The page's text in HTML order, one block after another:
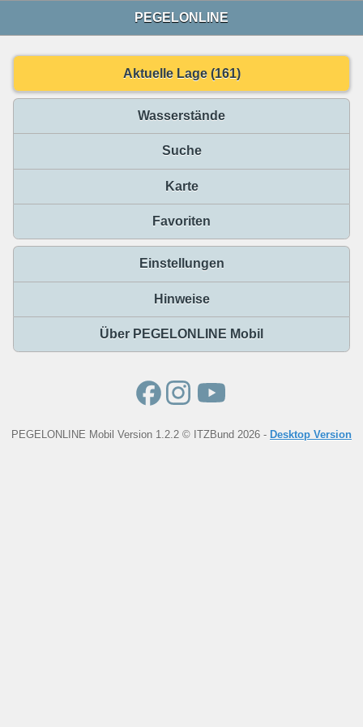
PEGELONLINE
Aktuelle Lage (161)
Wasserstände
Suche
Karte
Favoriten
Einstellungen
Hinweise
Über PEGELONLINE Mobil
PEGELONLINE Mobil Version 1.2.2 © ITZBund 2026 - Desktop Version